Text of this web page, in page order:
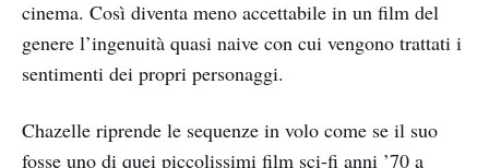
cinema. Così diventa meno accettabile in un film del
genere l’ingenuità quasi naive con cui vengono trattati i
sentimenti dei propri personaggi.
Chazelle riprende le sequenze in volo come se il suo
fosse uno di quei piccolissimi film sci-fi anni ’70 a